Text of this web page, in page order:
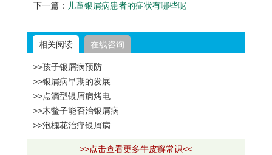
下一篇： 儿童银屑病患者的症状有哪些呢
相关阅读 在线咨询
>>孩子银屑病预防
>>银屑病早期的发展
>>点滴型银屑病烤电
>>木鳖子能否治银屑病
>>泡槐花治疗银屑病
>>点击查看更多牛皮癣常识<<